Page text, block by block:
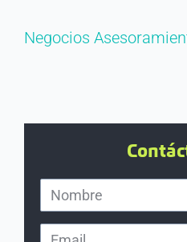
Negocios